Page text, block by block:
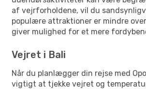
af vejrforholdene, vil du
populære attraktioner er mindre
giver mulighed for et mere
Vejret i Bali
Når du planlægger din rejse med
vigtigt at tjekke vejret og